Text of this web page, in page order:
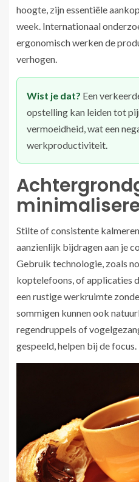
hoogte, zijn essentiële
week. Internationaal
ergonomisch werken de
verhogen.
Wist je dat? Een
opstelling kan leiden tot
vermoeidheid, wat een
werkproductiviteit.
Stilte of consistente
aanzienlijk bijdragen aan je
Gebruik technologie, zoals
koptelefoons, of applicaties
een rustige werkruimte
sommigen kunnen ook
regendruppels of
gespeeld, helpen bij de focus.